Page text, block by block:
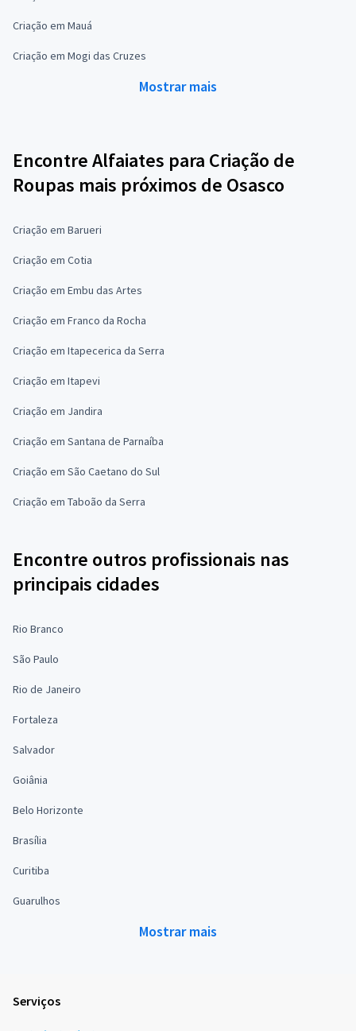
Criação em Mauá
Criação em Mogi das Cruzes
Mostrar mais
Encontre Alfaiates para Criação de
Roupas mais próximos de Osasco
Criação em Barueri
Criação em Cotia
Criação em Embu das Artes
Criação em Franco da Rocha
Criação em Itapecerica da Serra
Criação em Itapevi
Criação em Jandira
Criação em Santana de Parnaíba
Criação em São Caetano do Sul
Criação em Taboão da Serra
Encontre outros profissionais nas
principais cidades
Rio Branco
São Paulo
Rio de Janeiro
Fortaleza
Salvador
Goiânia
Belo Horizonte
Brasília
Curitiba
Guarulhos
Mostrar mais
Serviços